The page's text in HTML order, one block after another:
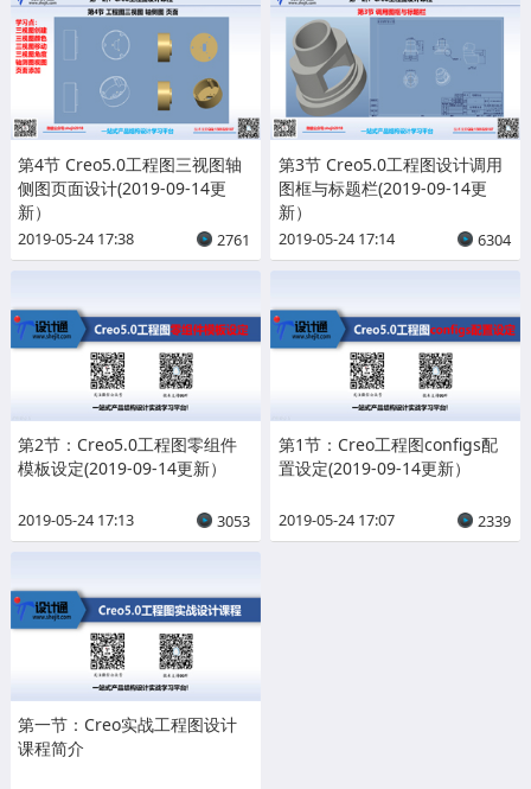
第4节 Creo5.0工程图三视图轴
侧图页面设计(2019-09-14更
新）
2761
2019-05-24 17:38
第3节 Creo5.0工程图设计调用
图框与标题栏(2019-09-14更
新）
6304
2019-05-24 17:14
第2节：Creo5.0工程图零组件
模板设定(2019-09-14更新）
3053
2019-05-24 17:13
第1节：Creo工程图configs配
置设定(2019-09-14更新）
2339
2019-05-24 17:07
第一节：Creo实战工程图设计
课程简介